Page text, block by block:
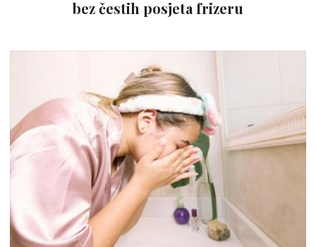
bez čestih posjeta frizeru